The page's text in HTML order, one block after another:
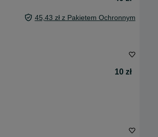
45,43 zł z Pakietem Ochronnym
10 zł